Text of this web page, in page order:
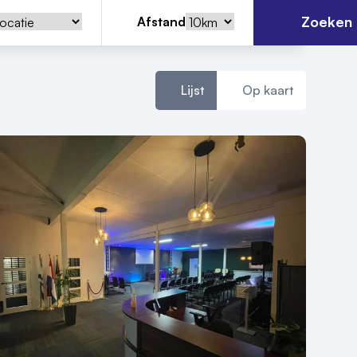
Afstand Zoeken
Lijst Op kaart